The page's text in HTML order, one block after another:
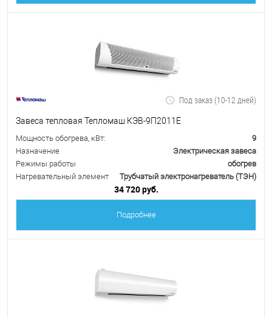
Под заказ (10-12 дней)
Завеса тепловая Тепломаш КЭВ-9П2011Е
Мощность обогрева, кВт:
9
Назначение
Электрическая завеса
Режимы работы
обогрев
Нагревательный элемент
Трубчатый электронагреватель (ТЭН)
34 720 руб.
Подробнее